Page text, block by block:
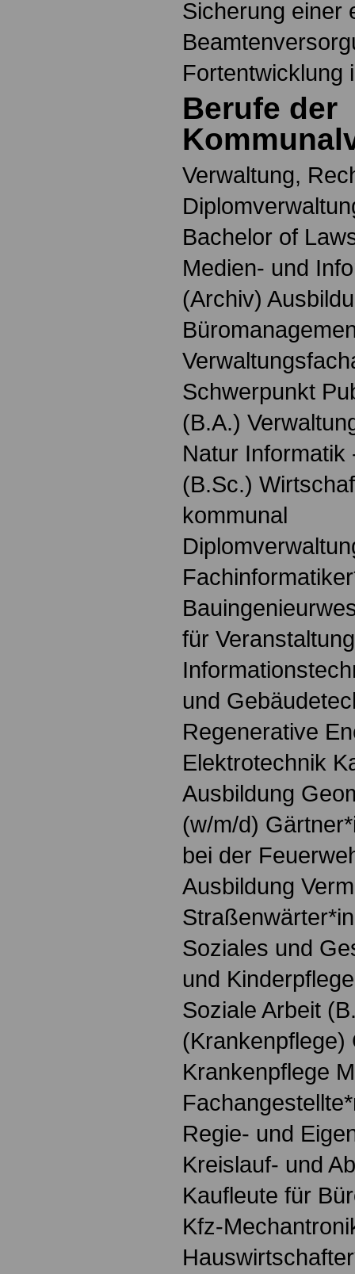
Sicherung einer
Fortentwicklung
Berufe der
Verwaltung,
Bachelor of
Medien- und
(Archiv)
Schwerpunkt
(B.A.)
Natur Informatik
(B.Sc.)
kommunal
für
und
Regenerative
Elektrotechnik
Ausbildung
(w/m/d)
bei der
Ausbildung
Soziales und
und
Soziale Arbeit
(Krankenpflege)
Krankenpflege
Regie- und
Kreislauf- und
Kaufleute für
Kfz-